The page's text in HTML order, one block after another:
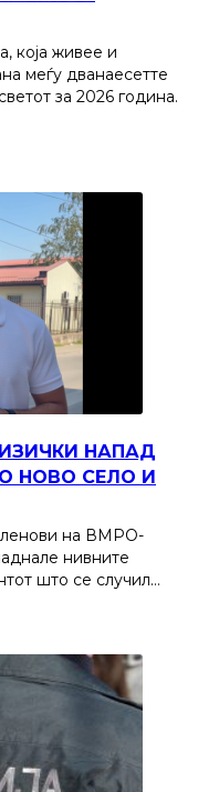
која живее и
меѓу дванаесетте
за 2026 година.
НАПАД
НОВО СЕЛО И
на ВМРО-
нивните
што се случил…